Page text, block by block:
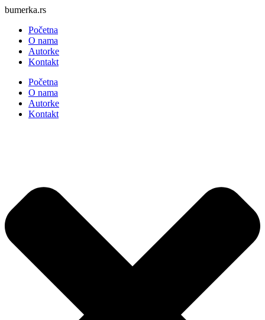
bumerka.rsSkočite
sadržaj
Početna
O nama
Autorke
Kontakt
Početna
O nama
Autorke
Kontakt